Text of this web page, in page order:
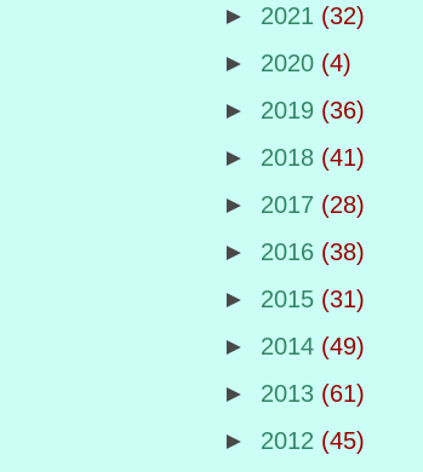
► 2021 (32)
► 2020 (4)
► 2019 (36)
► 2018 (41)
► 2017 (28)
► 2016 (38)
► 2015 (31)
► 2014 (49)
► 2013 (61)
► 2012 (45)